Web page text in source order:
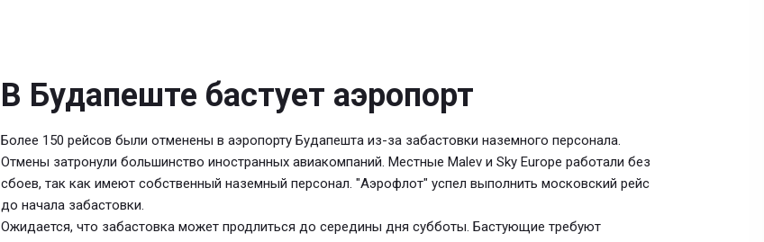
В Будапеште бастует аэропорт
Более 150 рейсов были отменены в аэропорту Будапешта из-за забастовки наземного персонала.
Отмены затронули большинство иностранных авиакомпаний. Местные Malev и Sky Europe работали без
сбоев, так как имеют собственный наземный персонал. "Аэрофлот" успел выполнить московский рейс
до начала забастовки.
Ожидается, что забастовка может продлиться до середины дня субботы. Бастующие требуют